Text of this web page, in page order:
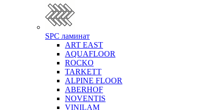
SPC ламинат
ART EAST
AQUAFLOOR
ROCKO
TARKETT
ALPINE FLOOR
ABERHOF
NOVENTIS
VINILAM